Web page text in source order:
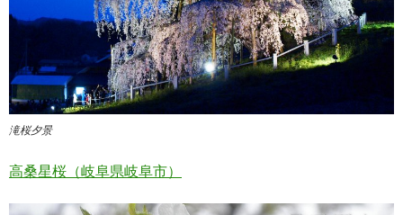
滝桜夕景
高桑星桜（岐阜県岐阜市）